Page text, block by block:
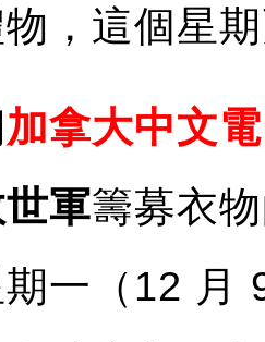
，這個星
加拿大中文
軍籌募衣
一（12 月